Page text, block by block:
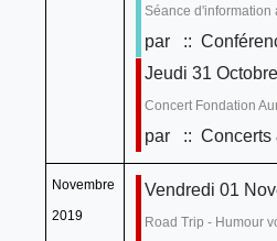
Séance
par
::
Jeudi 31
Concert Fondation
par :: Concerts
Novembre
2019
Vendredi 01
Road Trip - Humour